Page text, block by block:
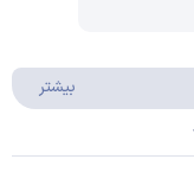
بیشتر